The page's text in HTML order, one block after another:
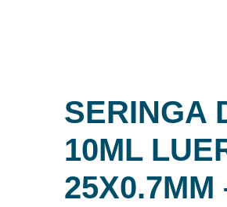
SERINGA
10ML
25X0.7MM